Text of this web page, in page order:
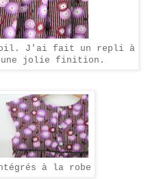
J'ai fait un repli à
jolie finition.
à la robe